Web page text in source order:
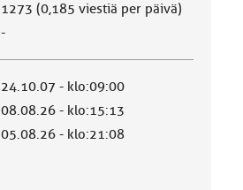
1273 (0,185 viestiä per päivä)
-
24.10.07 - klo:09:00
08.08.26 - klo:15:13
05.08.26 - klo:21:08